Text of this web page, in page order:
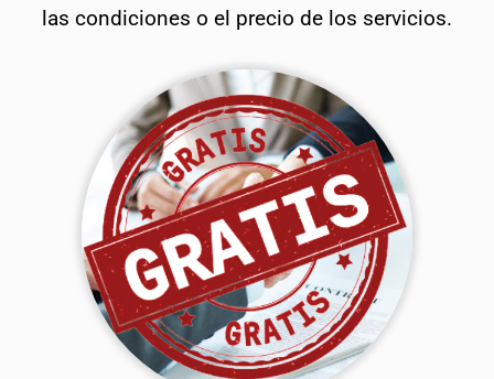
las condiciones o el precio de los servicios.